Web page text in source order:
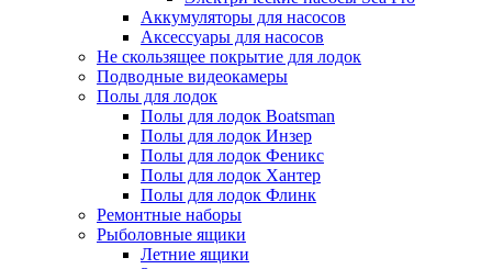
Аккумуляторы для насосов
Аксессуары для насосов
Не скользящее покрытие для лодок
Подводные видеокамеры
Полы для лодок
Полы для лодок Boatsman
Полы для лодок Инзер
Полы для лодок Феникс
Полы для лодок Хантер
Полы для лодок Флинк
Ремонтные наборы
Рыболовные ящики
Летние ящики